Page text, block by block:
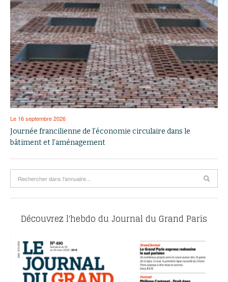
Le 16 septembre 2026
Journée francilienne de l’économie circulaire dans le
bâtiment et l’aménagement
Découvrez l'hebdo du Journal du Grand Paris